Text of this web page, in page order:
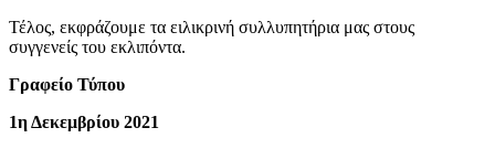
Τέλος, εκφράζουμε τα ειλικρινή συλλυπητήρια μας στους
συγγενείς του εκλιπόντα.
Γραφείο Τύπου
1η Δεκεμβρίου 2021